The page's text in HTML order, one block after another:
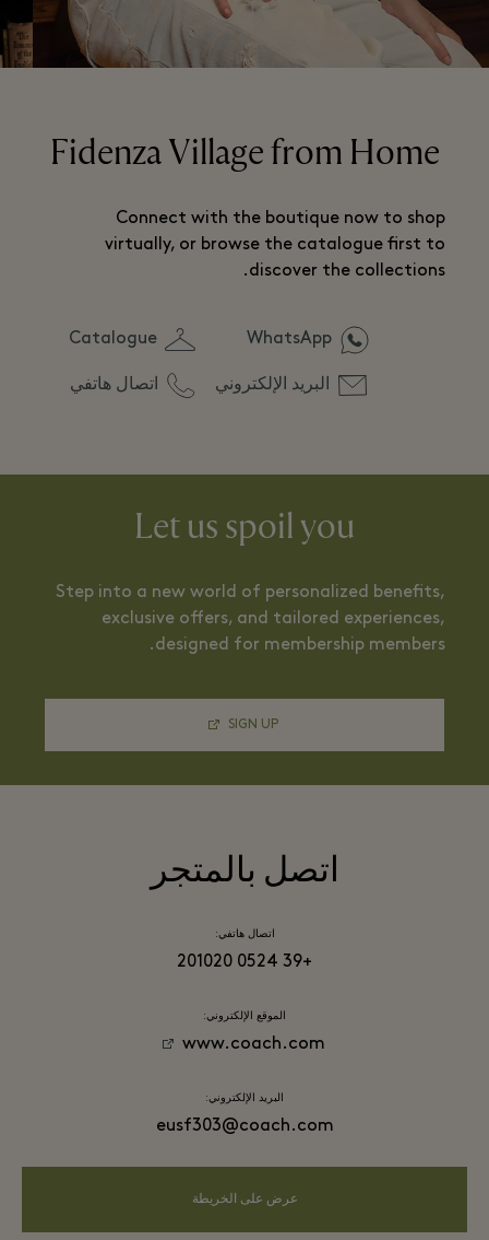
Fidenza Village from Home
Connect with the boutique now to shop
virtually, or browse the catalogue first to
discover the collections.
WhatsApp
Catalogue
البريد الإلكتروني اتصال هاتفي
Let us spoil you
Step into a new world of personalized benefits,
exclusive offers, and tailored experiences,
designed for membership members.
SIGN UP
اتصل بالمتجر
اتصال هاتفي:
+39 0524 201020
الموقع الإلكتروني:
www.coach.com
البريد الإلكتروني:
eusf303@coach.com
عرض على الخريطة